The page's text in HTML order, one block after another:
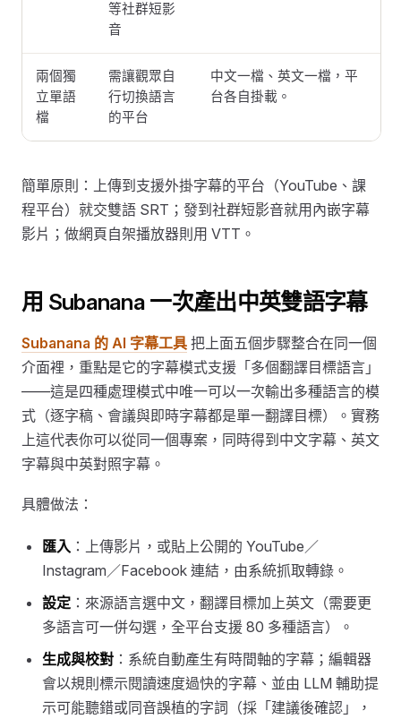
等社群短影
音
兩個獨
立單語
檔
需讓觀眾自
行切換語言
的平台
中文一檔、英文一檔，平
台各自掛載。
簡單原則：上傳到支援外掛字幕的平台（YouTube、課
程平台）就交雙語 SRT；發到社群短影音就用內嵌字幕
影片；做網頁自架播放器則用 VTT。
用 Subanana 一次產出中英雙語字幕
Subanana 的 AI 字幕工具 把上面五個步驟整合在同一個
介面裡，重點是它的字幕模式支援「多個翻譯目標語言」
——這是四種處理模式中唯一可以一次輸出多種語言的模
式（逐字稿、會議與即時字幕都是單一翻譯目標）。實務
上這代表你可以從同一個專案，同時得到中文字幕、英文
字幕與中英對照字幕。
具體做法：
匯入 ：上傳影片，或貼上公開的 YouTube／
Instagram／Facebook 連結，由系統抓取轉錄。
設定 ：來源語言選中文，翻譯目標加上英文（需要更
多語言可一併勾選，全平台支援 80 多種語言）。
生成與校對 ：系統自動產生有時間軸的字幕；編輯器
會以規則標示閱讀速度過快的字幕、並由 LLM 輔助提
示可能聽錯或同音誤植的字詞（採「建議後確認」，